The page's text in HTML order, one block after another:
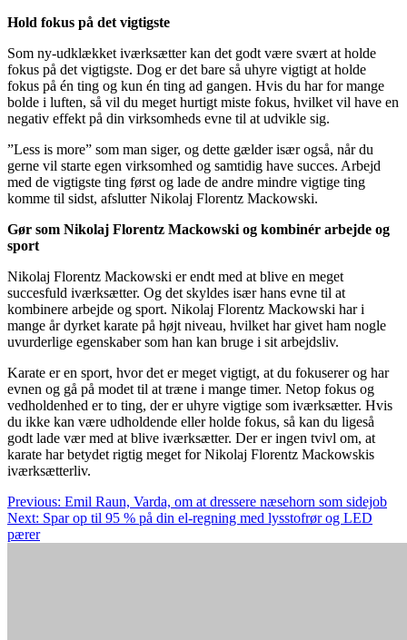
Hold fokus på det vigtigste
Som ny-udklækket iværksætter kan det godt være svært at holde
fokus på det vigtigste. Dog er det bare så uhyre vigtigt at holde
fokus på én ting og kun én ting ad gangen. Hvis du har for mange
bolde i luften, så vil du meget hurtigt miste fokus, hvilket vil have en
negativ effekt på din virksomheds evne til at udvikle sig.
”Less is more” som man siger, og dette gælder især også, når du
gerne vil starte egen virksomhed og samtidig have succes. Arbejd
med de vigtigste ting først og lade de andre mindre vigtige ting
komme til sidst, afslutter Nikolaj Florentz Mackowski.
Gør som Nikolaj Florentz Mackowski og kombinér arbejde og
sport
Nikolaj Florentz Mackowski er endt med at blive en meget
succesfuld iværksætter. Og det skyldes især hans evne til at
kombinere arbejde og sport. Nikolaj Florentz Mackowski har i
mange år dyrket karate på højt niveau, hvilket har givet ham nogle
uvurderlige egenskaber som han kan bruge i sit arbejdsliv.
Karate er en sport, hvor det er meget vigtigt, at du fokuserer og har
evnen og gå på modet til at træne i mange timer. Netop fokus og
vedholdenhed er to ting, der er uhyre vigtige som iværksætter. Hvis
du ikke kan være udholdende eller holde fokus, så kan du ligeså
godt lade vær med at blive iværksætter. Der er ingen tvivl om, at
karate har betydet rigtig meget for Nikolaj Florentz Mackowskis
iværksætterliv.
Indlægsnavigation
Previous: Emil Raun, Varda, om at dressere næsehorn som sidejob
Next: Spar op til 95 % på din el-regning med lysstofrør og LED
pærer